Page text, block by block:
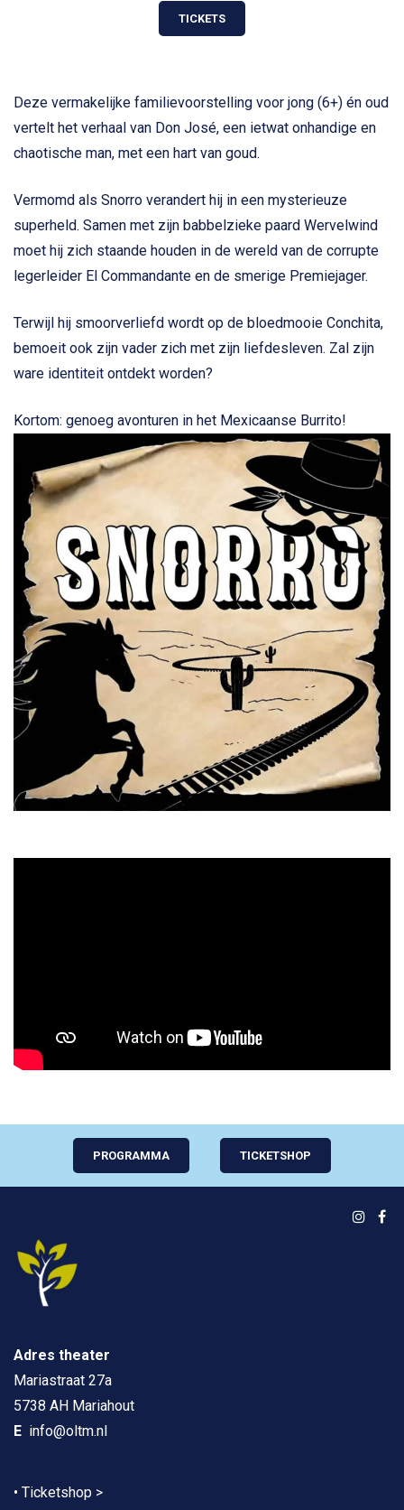
TICKETS
Deze vermakelijke familievoorstelling voor jong (6+) én oud
vertelt het verhaal van Don José, een ietwat onhandige en
chaotische man, met een hart van goud.
Vermomd als Snorro verandert hij in een mysterieuze
superheld. Samen met zijn babbelzieke paard Wervelwind
moet hij zich staande houden in de wereld van de corrupte
legerleider El Commandante en de smerige Premiejager.
Terwijl hij smoorverliefd wordt op de bloedmooie Conchita,
bemoeit ook zijn vader zich met zijn liefdesleven. Zal zijn
ware identiteit ontdekt worden?
Kortom: genoeg avonturen in het Mexicaanse Burrito!
PROGRAMMA TICKETSHOP
Adres theater
Mariastraat 27a
5738 AH Mariahout
E info@oltm.nl
• Ticketshop >